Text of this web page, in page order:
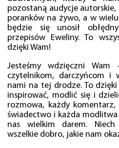
pozostaną audycje
poranków na żywo, a w
będzie się unosił
przepisów Eweliny. To
dzięki Wam!
Jesteśmy wdzięczni Wam
czytelnikom, darczyńcom i
nami na tej drodze. To
inspirować, modlić się i
rozmowa, każdy
świadectwo i każda modlitwa
nas wielkim darem.
wszelkie dobro, jakie nam